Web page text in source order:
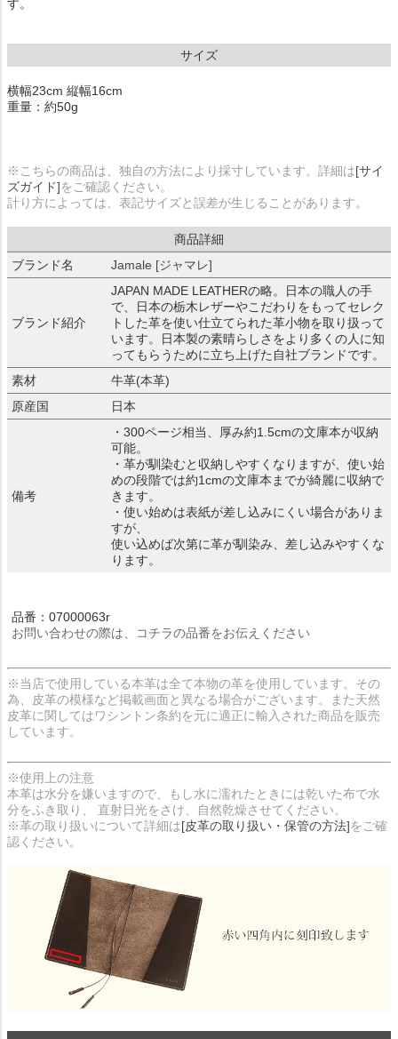
す。
サイズ
横幅23cm 縦幅16cm
重量：約50g
※こちらの商品は、独自の方法により採寸しています。詳細は[サイ
ズガイド]をご確認ください。
計り方によっては、表記サイズと誤差が生じることがあります。
商品詳細
ブランド名
Jamale [ジャマレ]
ブランド紹介
JAPAN MADE LEATHERの略。日本の職人の手
で、日本の栃木レザーやこだわりをもってセレク
トした革を使い仕立てられた革小物を取り扱って
います。日本製の素晴らしさをより多くの人に知
ってもらうために立ち上げた自社ブランドです。
素材
牛革(本革)
原産国
日本
備考
・300ページ相当、厚み約1.5cmの文庫本が収納
可能。
・革が馴染むと収納しやすくなりますが、使い始
めの段階では約1cmの文庫本までが綺麗に収納で
きます。
・使い始めは表紙が差し込みにくい場合がありま
すが、
使い込めば次第に革が馴染み、差し込みやすくな
ります。
品番：07000063r
お問い合わせの際は、コチラの品番をお伝えください
※当店で使用している本革は全て本物の革を使用しています。その
為、皮革の模様など掲載画面と異なる場合がございます。また天然
皮革に関してはワシントン条約を元に適正に輸入された商品を販売
しています。
※使用上の注意
本革は水分を嫌いますので、もし水に濡れたときには乾いた布で水
分をふき取り、 直射日光をさけ、自然乾燥させてください。
※革の取り扱いについて詳細は[皮革の取り扱い・保管の方法]をご確
認ください。